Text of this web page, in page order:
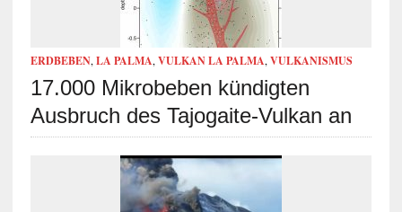
ERDBEBEN, LA PALMA, VULKAN LA PALMA, VULKANISMUS
17.000 Mikrobeben kündigten
Ausbruch des Tajogaite-Vulkan an